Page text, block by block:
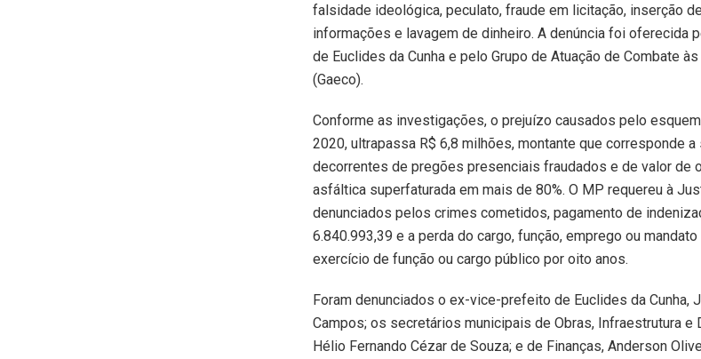
falsidade ideológica, peculato, fraude em licitação, inserção
informações e lavagem de dinheiro. A denúncia foi oferecida
de Euclides da Cunha e pelo Grupo de Atuação de Combate
(Gaeco).
Conforme as investigações, o prejuízo causados pelo
2020, ultrapassa R$ 6,8 milhões, montante que corresponde
decorrentes de pregões presenciais fraudados e de valor de
asfáltica superfaturada em mais de 80%. O MP requereu à
denunciados pelos crimes cometidos, pagamento de
6.840.993,39 e a perda do cargo, função, emprego ou
exercício de função ou cargo público por oito anos.
Foram denunciados o ex-vice-prefeito de Euclides da Cunha,
Campos; os secretários municipais de Obras, Infraestrutura e
Hélio Fernando Cézar de Souza; e de Finanças, Anderson